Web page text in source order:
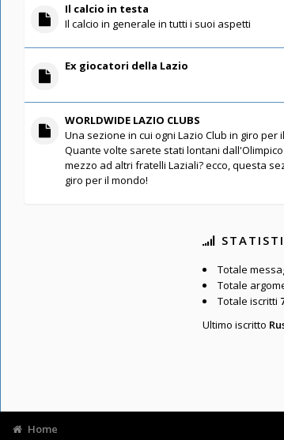
Il calcio in testa
Il calcio in generale in tutti i suoi aspetti
Ex giocatori della Lazio
WORLDWIDE LAZIO CLUBS
Una sezione in cui ogni Lazio Club in giro
Quante volte sarete stati lontani
mezzo ad altri fratelli Laziali? ecco, questa
giro per il mondo!
Totale
Totale
Totale iscritti
Ultimo iscritto
Home